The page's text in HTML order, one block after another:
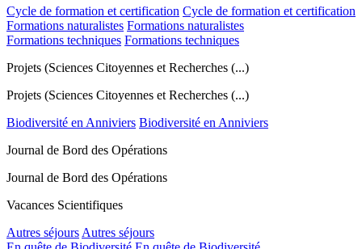
Cycle de formation et certification Cycle de formation et certification
Formations naturalistes Formations naturalistes
Formations techniques Formations techniques
Projets (Sciences Citoyennes et Recherches (...)
Projets (Sciences Citoyennes et Recherches (...)
Biodiversité en Anniviers Biodiversité en Anniviers
Journal de Bord des Opérations
Journal de Bord des Opérations
Vacances Scientifiques
Autres séjours Autres séjours